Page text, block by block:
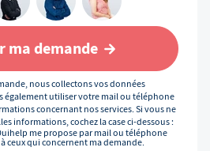
ma demande
nous collectons vos données
également utiliser votre mail ou téléphone
concernant nos services. Si vous ne
informations, cochez la case ci-dessous :
me propose par mail ou téléphone
ceux qui concernent ma demande.